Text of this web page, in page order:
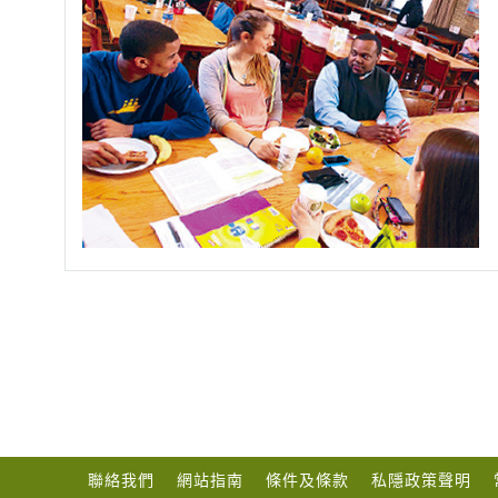
聯絡我們 網站指南 條件及條款 私隱政策聲明